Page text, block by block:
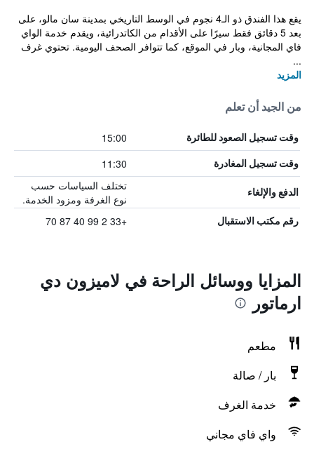
يقع هذا الفندق ذو الـ4 نجوم في الوسط التاريخي بمدينة سان مالو، على
بعد 5 دقائق فقط سيرًا على الأقدام من الكاتدرائية، ويقدم خدمة الواي
فاي المجانية، وبار في الموقع، كما تتوافر الصحف اليومية. تحتوي غرف
...
المزيد
من الجيد أن تعلم
وقت تسجيل الصعود للطائرة 15:00
وقت تسجيل المغادرة 11:30
الدفع والإلغاء
تختلف السياسات حسب
نوع الغرفة ومزود الخدمة.
رقم مكتب الاستقبال +33 2 99 40 87 70
المزايا ووسائل الراحة في لاميزون دي
ارماتور
مطعم
بار / صالة
خدمة الغرف
واي فاي مجاني